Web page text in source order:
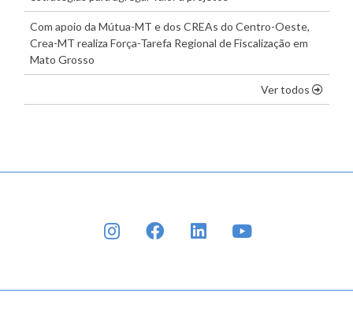
Com apoio da Mútua-MT e dos CREAs do Centro-Oeste,
Crea-MT realiza Força-Tarefa Regional de Fiscalização em
Mato Grosso
Ver todos os
INSTAGRAMFACEBOOKLINKEDIN